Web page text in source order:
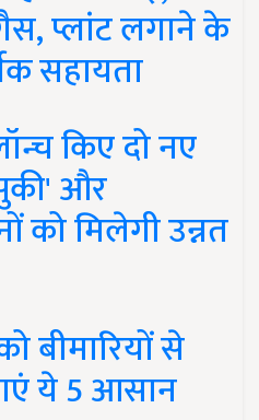
प्लांट लगाने के
सहायता
किए दो नए
और
को मिलेगी उन्नत
बीमारियों से
ये 5 आसान